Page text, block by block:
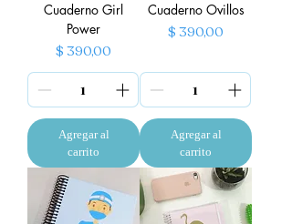
Cuaderno Girl
Power
Precio
$ 390,00
Agregar al
carrito
Cuaderno Ovillos
Precio
$ 390,00
Agregar al
carrito